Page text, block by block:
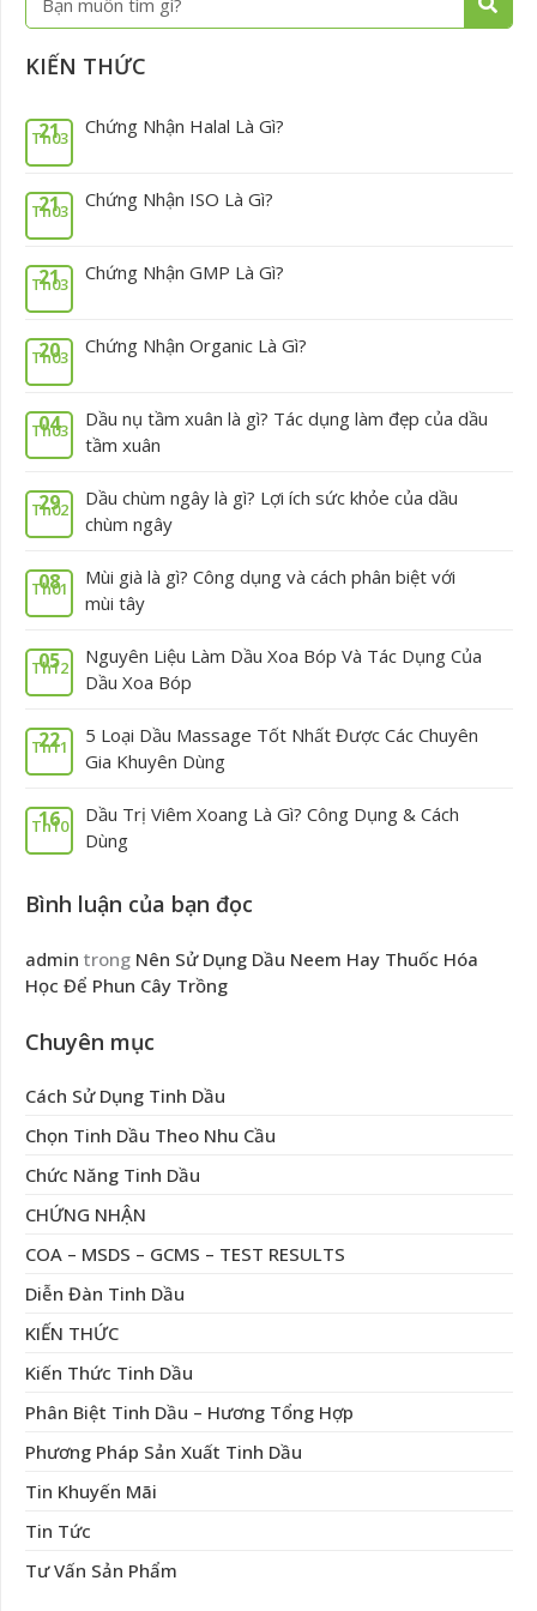
kiếm
KIẾN THỨC
21
Th03 Chứng Nhận Halal Là Gì?
21
Th03 Chứng Nhận ISO Là Gì?
21
Th03 Chứng Nhận GMP Là Gì?
20
Th03 Chứng Nhận Organic Là Gì?
04
Th03
Dầu nụ tầm xuân là gì? Tác dụng làm đẹp của dầu
tầm xuân
29
Th02
Dầu chùm ngây là gì? Lợi ích sức khỏe của dầu
chùm ngây
08
Th01
Mùi già là gì? Công dụng và cách phân biệt với
mùi tây
05
Th12
Nguyên Liệu Làm Dầu Xoa Bóp Và Tác Dụng Của
Dầu Xoa Bóp
22
Th11
5 Loại Dầu Massage Tốt Nhất Được Các Chuyên
Gia Khuyên Dùng
16
Th10
Dầu Trị Viêm Xoang Là Gì? Công Dụng & Cách
Dùng
Bình luận của bạn đọc
admin trong Nên Sử Dụng Dầu Neem Hay Thuốc Hóa
Học Để Phun Cây Trồng
Chuyên mục
Cách Sử Dụng Tinh Dầu
Chọn Tinh Dầu Theo Nhu Cầu
Chức Năng Tinh Dầu
CHỨNG NHẬN
COA – MSDS – GCMS – TEST RESULTS
Diễn Đàn Tinh Dầu
KIẾN THỨC
Kiến Thức Tinh Dầu
Phân Biệt Tinh Dầu – Hương Tổng Hợp
Phương Pháp Sản Xuất Tinh Dầu
Tin Khuyến Mãi
Tin Tức
Tư Vấn Sản Phẩm